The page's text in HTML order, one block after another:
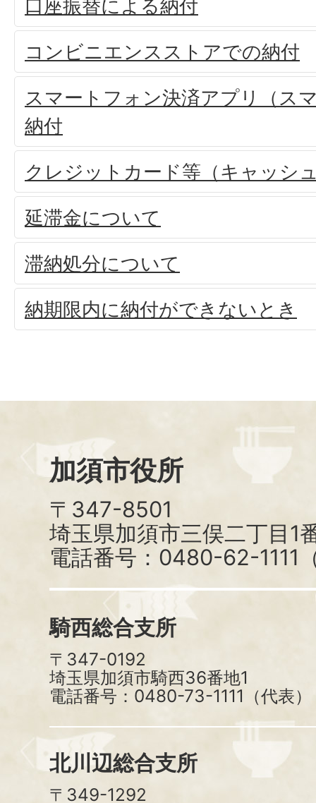
口座振替による納付
コンビニエンスストアでの納付
スマートフォン決済アプリ（ス
納付
クレジットカード等（キャッシ
延滞金について
滞納処分について
納期限内に納付ができないとき
加須市役所
〒347-8501
埼玉県加須市三俣二丁目1
電話番号：0480-62-1111
騎西総合支所
〒347-0192
埼玉県加須市騎西36番地1
電話番号：0480-73-1111（代表）
北川辺総合支所
〒349-1292